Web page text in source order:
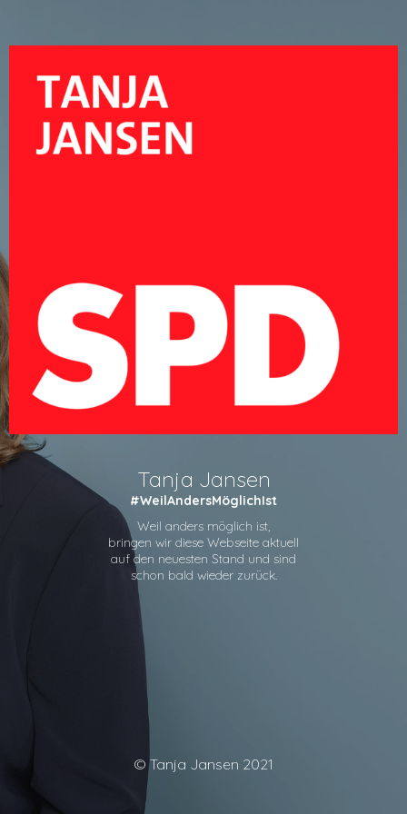
Tanja Jansen
#WeilAndersMöglichIst
Weil anders möglich ist,
bringen wir diese Webseite aktuell
auf den neuesten Stand und sind
schon bald wieder zurück.
© Tanja Jansen 2021